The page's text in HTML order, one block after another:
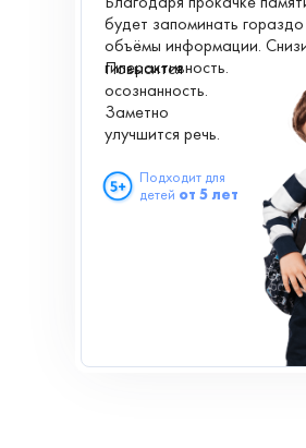
Повысится
осознанность.
Заметно
улучшится речь.
будет запоминать
объёмы информации.
гиперактивность.
Подходит для
детей от 5 лет